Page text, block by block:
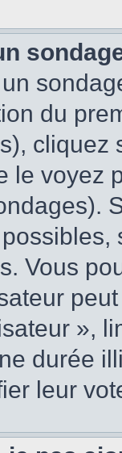
du
cliquez
le voyez
Vous
»,
durée
leur